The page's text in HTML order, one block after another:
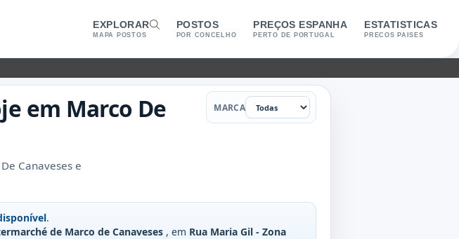
EXPLORAR
MAPA POSTOS
POSTOS
POR CONCELHO
PREÇOS ESPANHA
PERTO DE PORTUGAL
ESTATISTICAS
PRECOS PAISES
em Marco De
Canaveses e
Marca
MARCA
.
de Marco de Canaveses , em Rua Maria Gil - Zona